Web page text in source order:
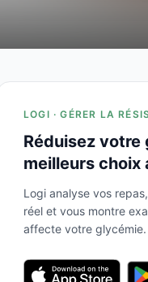
LOGI · GÉRER LA
Réduisez
meilleurs choix
Logi analyse vos
réel et vous montre
affecte votre glycémie.